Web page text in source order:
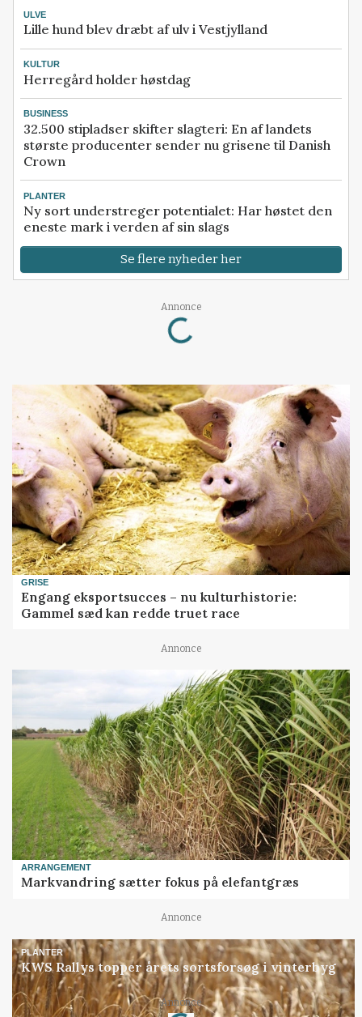
ULVE
Lille hund blev dræbt af ulv i Vestjylland
KULTUR
Herregård holder høstdag
BUSINESS
32.500 stipladser skifter slagteri: En af landets
største producenter sender nu grisene til Danish
Crown
PLANTER
Ny sort understreger potentialet: Har høstet den
eneste mark i verden af sin slags
Se flere nyheder her
Annonce
Loading...
GRISE
Engang eksportsucces – nu kulturhistorie:
Gammel sæd kan redde truet race
Annonce
ARRANGEMENT
Markvandring sætter fokus på elefantgræs
Annonce
PLANTER
KWS Rallys topper årets sortsforsøg i vinterbyg
Annonce